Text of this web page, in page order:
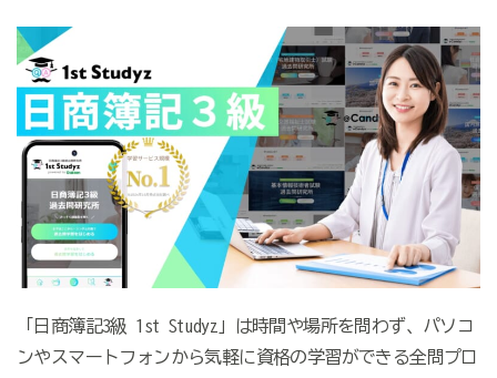
「日商簿記3級 1st Studyz」は時間や場所を問わず、パソコ
ンやスマートフォンから気軽に資格の学習ができる全問プロ